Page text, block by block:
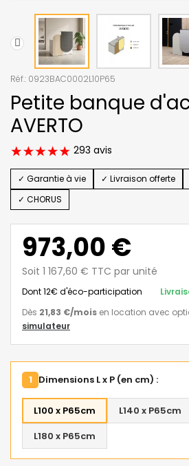
Réf.: 0923BAC0002L10P65
Petite banque
AVERTO
293 avis
✓ Garantie à vie ✓ Livraison offerte
✓ CHORUS
973,00 €
Soit 1 167,60 € TTC par unité
Dont 12€ d'éco-participation
Dès 21,83 €/mois en location avec
simulateur
1 Dimensions L x P (en cm) :
L100 x P65cm L140 x P65cm
L180 x P65cm